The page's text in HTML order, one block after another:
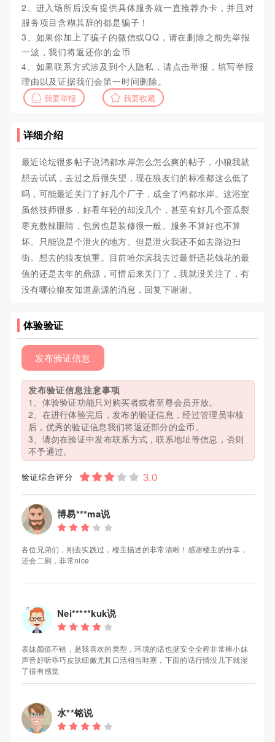
2、进入场所后没有提供具体服务就一直推荐办卡，并且对
服务项目含糊其辞的都是骗子！
3、如果你加上了骗子的微信或QQ，请在删除之前先举报
一波，我们将返还你的金币
4、如果联系方式涉及到个人隐私，请点击举报，填写举报
理由以及证据我们会第一时间删除。
我要举报 我要收藏
详细介绍
最近论坛很多帖子说鸿都水岸怎么怎么爽的帖子，小狼我就
想去试试，去过之后很失望，现在狼友们的标准都这么低了
吗，可能最近关门了好几个厂子，成全了鸿都水岸。这浴室
虽然技师很多，好看年轻的却没几个，甚至有好几个歪瓜裂
枣充数辣眼睛，包房也是装修很一般。服务不算好也不算
坏。只能说是个泄火的地方。但是泄火我还不如去路边扫
街。想去的狼友慎重。目前哈尔滨我去过最舒适花钱花的最
值的还是去年的鼎源，可惜后来关门了，我就没关注了，有
没有哪位狼友知道鼎源的消息，回复下谢谢。
体验验证
发布验证信息
发布验证信息注意事项
1、体验验证功能只对购买者或者至尊会员开放。
2、在进行体验完后，发布的验证信息，经过管理员审核
后，优秀的验证信息我们将返还部分的金币。
3、请勿在验证中发布联系方式，联系地址等信息，否则
不予通过。
验证综合评分
博易***ma说
各位兄弟们，刚去实践过，楼主描述的非常清晰！感谢楼主的分享，
还会二刷，非常nice
Nei*****kuk说
表妹颜值不错，是我喜欢的类型，环境的话也挺安全全程非常棒小妹
声音好听乖巧皮肤细嫩尤其口活相当哇塞，下面的话行情没几下就湿
了很有感觉
水**铭说